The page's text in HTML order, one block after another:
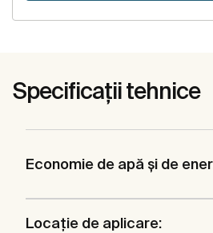
Specificații tehnice
Economie de apă şi de
Locaţie de aplicare: